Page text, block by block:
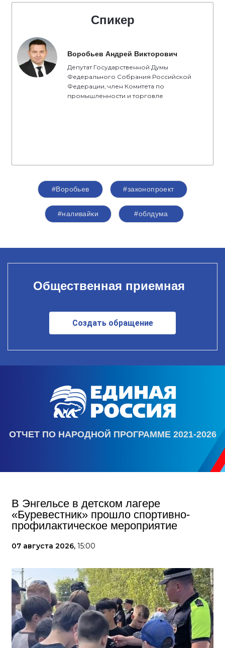
Спикер
Воробьев Андрей Викторович
Депутат Государственной Думы
Федерального Собрания Российской
Федерации, член Комитета по
промышленности и торговле
#Воробьев #законопроект
#наливайки #облдума
Общественная приемная
Создать обращение
ОТЧЕТ ПО НАРОДНОЙ ПРОГРАММЕ 2021-2026
В Энгельсе в детском лагере
«Буревестник» прошло спортивно-
профилактическое мероприятие
07 августа 2026, 15:00